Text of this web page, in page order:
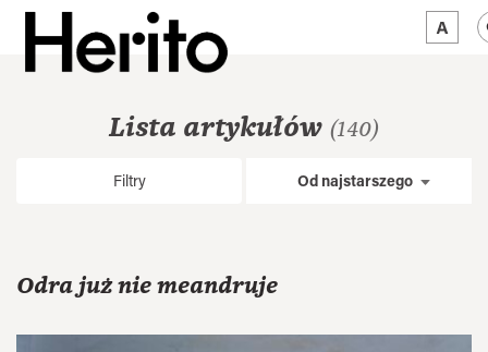
MAMY NA OKULista artykułów (140)
Filtry Od najstarszego
Odra już nie meandruje